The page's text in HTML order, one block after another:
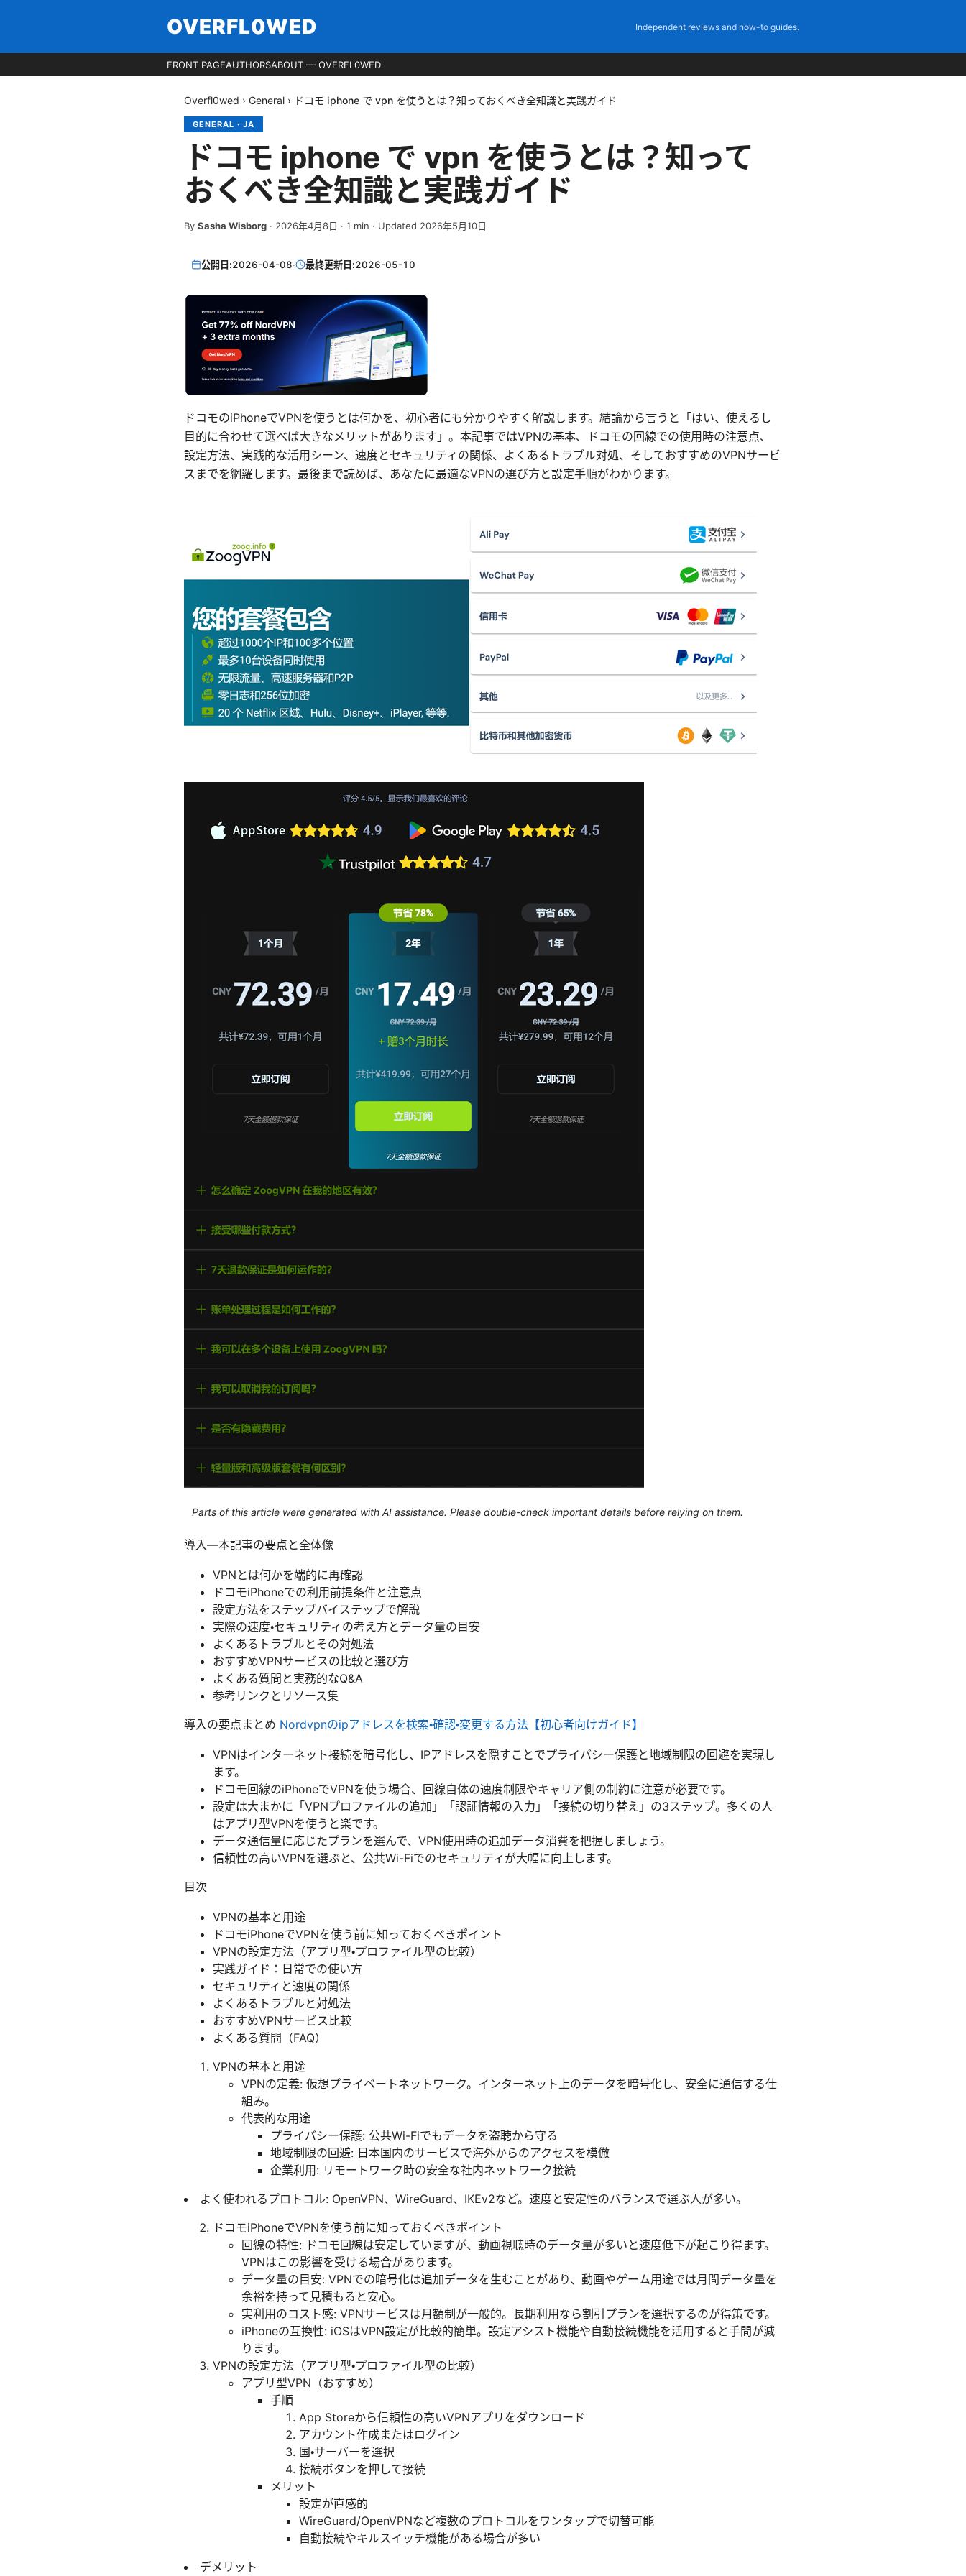
OVERFL0WED Independent reviews and how-to guides.
FRONT PAGEAUTHORSABOUT — OVERFL0WED
Overfl0wed › General › ドコモ iphone で vpn を使うとは？知っておくべき全知識と実践ガイド
GENERAL · JA
ドコモ iphone で vpn を使うとは？知って
おくべき全知識と実践ガイド
By Sasha Wisborg · 2026年4月8日 · 1 min · Updated 2026年5月10日
公開日:2026-04-08· 最終更新日:2026-05-10
ドコモのiPhoneでVPNを使うとは何かを、初心者にも分かりやすく解説します。結論から言うと「はい、使えるし
目的に合わせて選べば大きなメリットがあります」。本記事ではVPNの基本、ドコモの回線での使用時の注意点、
設定方法、実践的な活用シーン、速度とセキュリティの関係、よくあるトラブル対処、そしておすすめのVPNサービ
スまでを網羅します。最後まで読めば、あなたに最適なVPNの選び方と設定手順がわかります。
Parts of this article were generated with AI assistance. Please double-check important details before relying on them.
導入—本記事の要点と全体像
VPNとは何かを端的に再確認
ドコモiPhoneでの利用前提条件と注意点
設定方法をステップバイステップで解説
実際の速度・セキュリティの考え方とデータ量の目安
よくあるトラブルとその対処法
おすすめVPNサービスの比較と選び方
よくある質問と実務的なQ&A
参考リンクとリソース集
導入の要点まとめ Nordvpnのipアドレスを検索・確認・変更する方法【初心者向けガイド】
VPNはインターネット接続を暗号化し、IPアドレスを隠すことでプライバシー保護と地域制限の回避を実現し
ます。
ドコモ回線のiPhoneでVPNを使う場合、回線自体の速度制限やキャリア側の制約に注意が必要です。
設定は大まかに「VPNプロファイルの追加」「認証情報の入力」「接続の切り替え」の3ステップ。多くの人
はアプリ型VPNを使うと楽です。
データ通信量に応じたプランを選んで、VPN使用時の追加データ消費を把握しましょう。
信頼性の高いVPNを選ぶと、公共Wi-Fiでのセキュリティが大幅に向上します。
目次
VPNの基本と用途
ドコモiPhoneでVPNを使う前に知っておくべきポイント
VPNの設定方法（アプリ型・プロファイル型の比較）
実践ガイド：日常での使い方
セキュリティと速度の関係
よくあるトラブルと対処法
おすすめVPNサービス比較
よくある質問（FAQ）
VPNの基本と用途
VPNの定義: 仮想プライベートネットワーク。インターネット上のデータを暗号化し、安全に通信する仕
組み。
代表的な用途
プライバシー保護: 公共Wi-Fiでもデータを盗聴から守る
地域制限の回避: 日本国内のサービスで海外からのアクセスを模倣
企業利用: リモートワーク時の安全な社内ネットワーク接続
よく使われるプロトコル: OpenVPN、WireGuard、IKEv2など。速度と安定性のバランスで選ぶ人が多い。
ドコモiPhoneでVPNを使う前に知っておくべきポイント
回線の特性: ドコモ回線は安定していますが、動画視聴時のデータ量が多いと速度低下が起こり得ます。
VPNはこの影響を受ける場合があります。
データ量の目安: VPNでの暗号化は追加データを生むことがあり、動画やゲーム用途では月間データ量を
余裕を持って見積もると安心。
実利用のコスト感: VPNサービスは月額制が一般的。長期利用なら割引プランを選択するのが得策です。
iPhoneの互換性: iOSはVPN設定が比較的簡単。設定アシスト機能や自動接続機能を活用すると手間が減
ります。
VPNの設定方法（アプリ型・プロファイル型の比較）
アプリ型VPN（おすすめ）
手順
App Storeから信頼性の高いVPNアプリをダウンロード
アカウント作成またはログイン
国・サーバーを選択
接続ボタンを押して接続
メリット
設定が直感的
WireGuard/OpenVPNなど複数のプロトコルをワンタップで切替可能
自動接続やキルスイッチ機能がある場合が多い
デメリット